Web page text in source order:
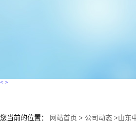
< >
您当前的位置： 网站首页 > 公司动态 >山东